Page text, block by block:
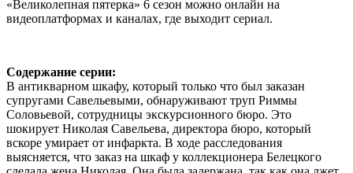
«Великолепная пятерка» 6 сезон можно онлайн на
видеоплатформах и каналах, где выходит сериал.
Содержание серии:
В антикварном шкафу, который только что был заказан
супругами Савельевыми, обнаруживают труп Риммы
Соловьевой, сотрудницы экскурсионного бюро. Это
шокирует Николая Савельева, директора бюро, который
вскоре умирает от инфаркта. В ходе расследования
выясняется, что заказ на шкаф у коллекционера Белецкого